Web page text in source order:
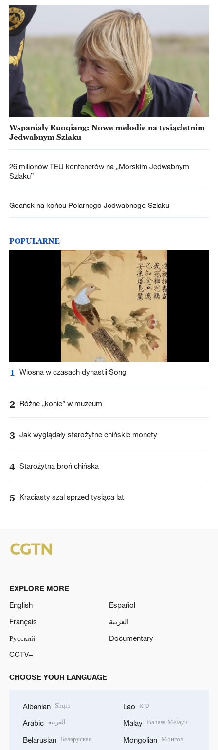
Wspaniały Ruoqiang: Nowe melodie na tysiącletnim
Jedwabnym Szlaku
26 milionów TEU kontenerów na „Morskim Jedwabnym
Szlaku”
Gdańsk na końcu Polarnego Jedwabnego Szlaku
POPULARNE
1 Wiosna w czasach dynastii Song
2 Różne „konie” w muzeum
3 Jak wyglądały starożytne chińskie monety
4 Starożytna broń chińska
5 Kraciasty szal sprzed tysiąca lat
EXPLORE MORE
English
Español
Français
العربية
Русский
Documentary
CCTV+
CHOOSE YOUR LANGUAGE
Albanian Shqip
Arabic العربية
Belarusian Беларуская
Lao ລາວ
Malay Bahasa Melayu
Mongolian Монгол